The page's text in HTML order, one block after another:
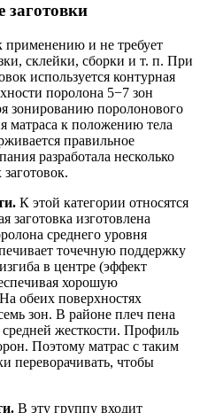
применению и не требует
склейки, сборки и т. п. При
используется контурная
поролона 5−7 зон
зонированию поролонового
матраса к положению тела
правильное
разработала несколько
К этой категории относятся
заготовка изготовлена
среднего уровня
точечную поддержку
в центре (эффект
хорошую
обеих поверхностях
зон. В районе плеч пена
жесткости. Профиль
Поэтому матрас с таким
переворачивать, чтобы
В эту группу входит